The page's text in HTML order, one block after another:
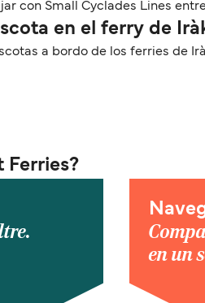
con Small Cyclades Lines
en el ferry de
a bordo de los ferries de
Ferries?
en un